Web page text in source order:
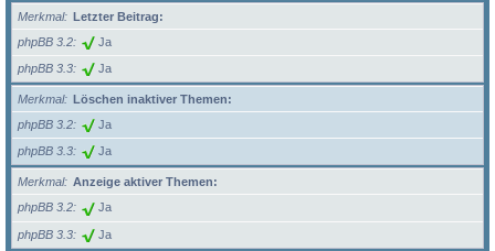
Merkmal
Letzter Beitrag:
phpBB 3.2
Ja
phpBB 3.3 Ja
Merkmal
Löschen inaktiver Themen:
phpBB 3.2
Ja
phpBB 3.3 Ja
Merkmal
Anzeige aktiver Themen:
phpBB 3.2
Ja
phpBB 3.3 Ja